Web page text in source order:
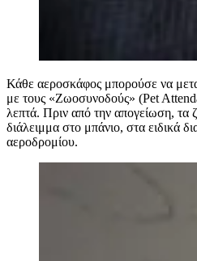
Κάθε αεροσκάφος μπορούσε να
με τους «Ζωοσυνοδούς» (Pet
λεπτά. Πριν από την απογείωση, τα
διάλειμμα στο μπάνιο, στα ειδικά
αεροδρομίου.